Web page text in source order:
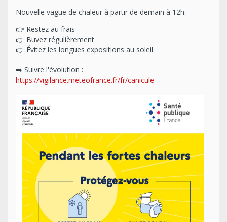
Nouvelle vague de chaleur à partir de demain à 12h.
👉 Restez au frais
👉 Buvez régulièrement
👉 Évitez les longues expositions au soleil
➡️ Suivre l'évolution :
https://vigilance.meteofrance.fr/fr/canicule